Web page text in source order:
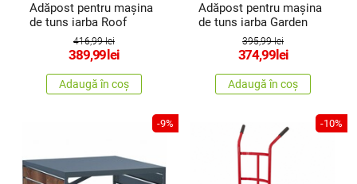
Adăpost pentru mașina
de tuns iarba Roof
416,99 lei
389,99 lei
Adaugă în coș
Adăpost pentru mașina
de tuns iarba Garden
395,99 lei
374,99 lei
Adaugă în coș
-9% -10%